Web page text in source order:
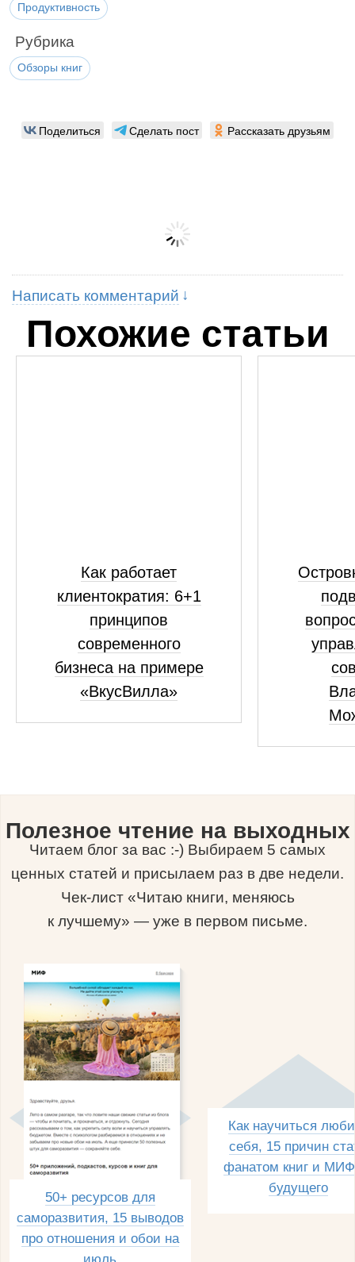
Продуктивность
Рубрика
Обзоры книг
Поделиться Сделать пост Рассказать друзьям
Написать комментарий
Похожие статьи
Как работает
клиентократия: 6+1
принципов
современного
бизнеса на примере
«ВкусВилла»
Полезное чтение на выходных
Читаем блог за вас :-) Выбираем 5 самых
ценных статей и присылаем раз в две недели.
Чек-лист «Читаю книги, меняюсь
к лучшему» — уже в первом письме.
50+ ресурсов для
саморазвития, 15 выводов
про отношения и обои на
Как научиться
себя, 15 причин
фанатом книг и
будущего